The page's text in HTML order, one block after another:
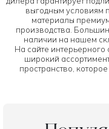
выгодным условиям
материалы
производства.
наличии на нашем
На сайте
широкий
пространство,